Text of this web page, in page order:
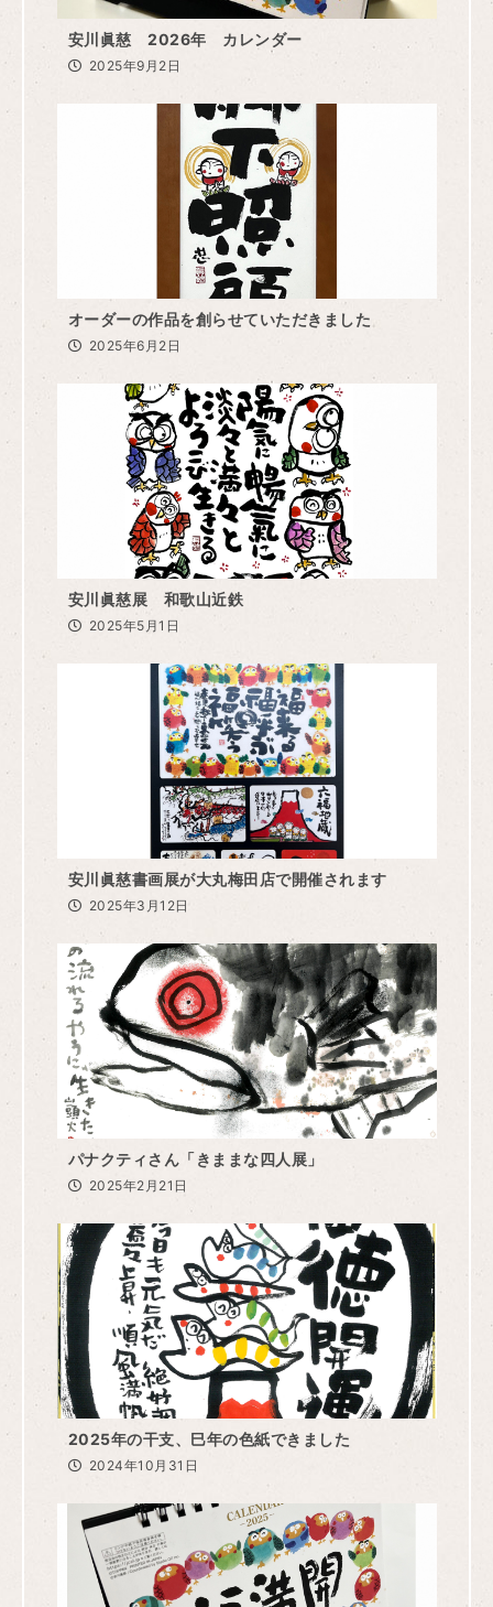
安川眞慈 2026年 カレンダー
2025年9月2日
オーダーの作品を創らせていただきました
2025年6月2日
安川眞慈展 和歌山近鉄
2025年5月1日
安川眞慈書画展が大丸梅田店で開催されます
2025年3月12日
パナクティさん「きままな四人展」
2025年2月21日
2025年の干支、巳年の色紙できました
2024年10月31日